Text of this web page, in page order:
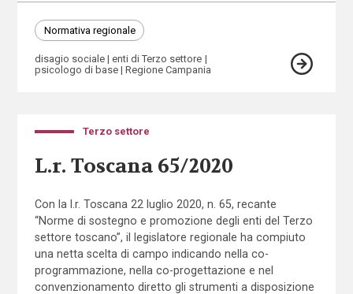
Normativa regionale
disagio sociale
enti di Terzo settore
psicologo di base
Regione Campania
Terzo settore
L.r. Toscana 65/2020
Con la l.r. Toscana 22 luglio 2020, n. 65, recante
“Norme di sostegno e promozione degli enti del Terzo
settore toscano”, il legislatore regionale ha compiuto
una netta scelta di campo indicando nella co-
programmazione, nella co-progettazione e nel
convenzionamento diretto gli strumenti a disposizione